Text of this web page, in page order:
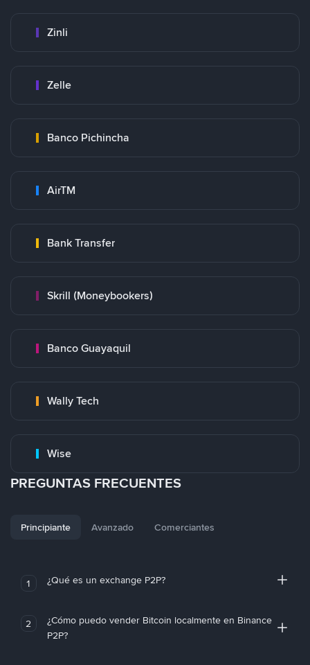
Zinli
Zelle
Banco Pichincha
AirTM
Bank Transfer
Skrill (Moneybookers)
Banco Guayaquil
Wally Tech
Wise
PREGUNTAS FRECUENTES
Principiante Avanzado Comerciantes
1 ¿Qué es un exchange P2P?
2
¿Cómo puedo vender Bitcoin localmente en Binance
P2P?